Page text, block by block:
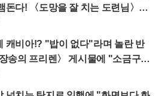
돈다! 〈도망을 잘 치는 도련님〉
MV 공개에 "레이와 시대에 시대극
송이라니" 화제 만발
캐비아!? "밥이 없다"라며 놀란 반
송의 프리렌〉 게시물에 "소금구이
가견 있네" 반향